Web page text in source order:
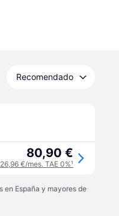
Recomendado
80,90 €
€/mes. TAE 0%¹
en España y mayores de